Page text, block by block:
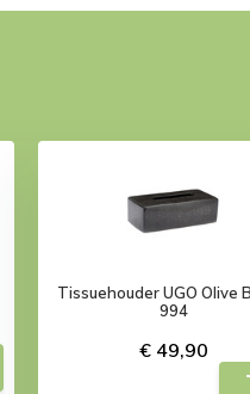
Tissuehouder UGO Olive
994
€ 49,90